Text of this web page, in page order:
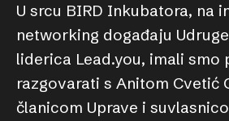
U srcu BIRD Inkubatora, na
networking događaju
liderica Lead.you, imali smo
razgovarati s Anitom Cvetić
članicom Uprave i